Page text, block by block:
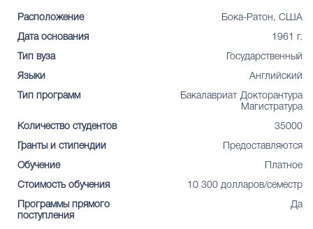
Расположение Бока-Ратон, США
Дата основания 1961 г.
Тип вуза Государственный
Языки Английский
Тип программ Бакалавриат Докторантура
Магистратура
Количество студентов 35000
Гранты и стипендии Предоставляются
Обучение Платное
Стоимость обучения 10 300 долларов/семестр
Программы прямого
поступления
Да